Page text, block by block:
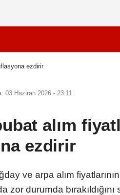
ezdirir
03 Haziran 2026 - 23:11
alım
ezdirir
ve arpa alım
zor durumda bırakıldığını